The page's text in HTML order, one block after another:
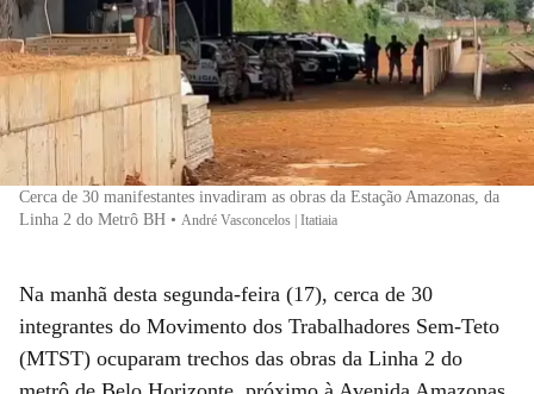
Cerca de 30 manifestantes invadiram as obras da Estação Amazonas, da
Linha 2 do Metrô BH • André Vasconcelos | Itatiaia
Na manhã desta segunda-feira (17), cerca de 30
integrantes do Movimento dos Trabalhadores Sem-Teto
(MTST) ocuparam trechos das obras da Linha 2 do